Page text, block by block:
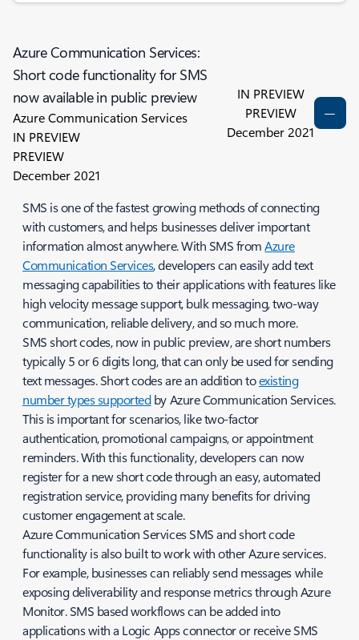
Azure Communication Services:
Short code functionality for SMS
now available in public preview
Azure Communication Services
IN PREVIEW
PREVIEW
December 2021
IN PREVIEW
PREVIEW
December 2021
SMS is one of the fastest growing methods of connecting
with customers, and helps businesses deliver important
information almost anywhere. With SMS fromAzure
Communication Services, developers can easily add text
messaging capabilities to their applications with features like
high velocity message support, bulk messaging, two-way
communication, reliable delivery, and so much more.
SMS short codes, now in public preview, are short numbers
typically 5 or 6 digits long, that can only be used for sending
text messages. Short codes are an addition toexisting
number types supportedby Azure Communication Services.
This is important for scenarios, like two-factor
authentication, promotional campaigns, or appointment
reminders. With this functionality, developers can now
register for a new short code through an easy, automated
registration service, providing many benefits for driving
customer engagement at scale.
Azure Communication Services SMS and short code
functionality is also built to work with other Azure services.
For example, businesses can reliably send messages while
exposing deliverability and response metrics through Azure
Monitor. SMS based workflows can be added into
applications with a Logic Apps connector or receive SMS